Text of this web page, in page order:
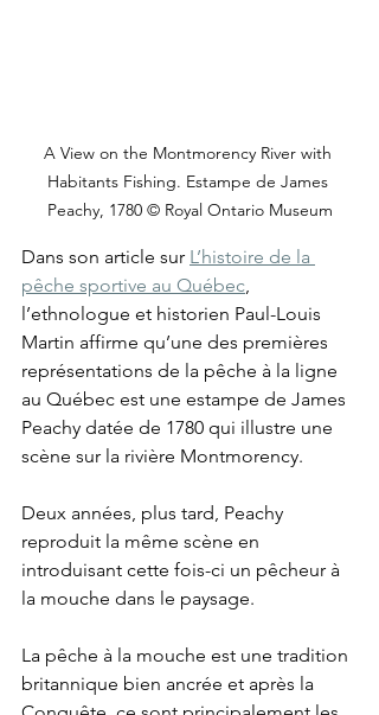
A View on the Montmorency River with
Habitants Fishing. Estampe de James
Peachy, 1780 © Royal Ontario Museum
Dans son article sur L’histoire de la
pêche sportive au Québec,
l’ethnologue et historien Paul-Louis
Martin affirme qu’une des premières
représentations de la pêche à la ligne
au Québec est une estampe de James
Peachy datée de 1780 qui illustre une
scène sur la rivière Montmorency.
Deux années, plus tard, Peachy
reproduit la même scène en
introduisant cette fois-ci un pêcheur à
la mouche dans le paysage.
La pêche à la mouche est une tradition
britannique bien ancrée et après la